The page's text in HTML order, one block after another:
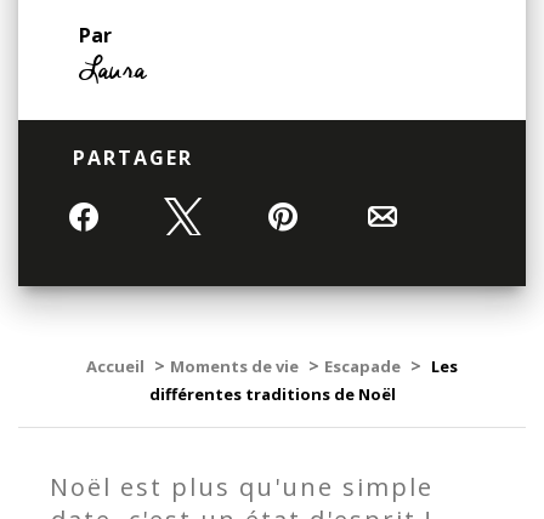
Par
Laura
PARTAGER
Partagez Tweetez
Accueil > Moments de vie > Escapade > Les
différentes traditions de Noël
Noël est plus qu'une simple